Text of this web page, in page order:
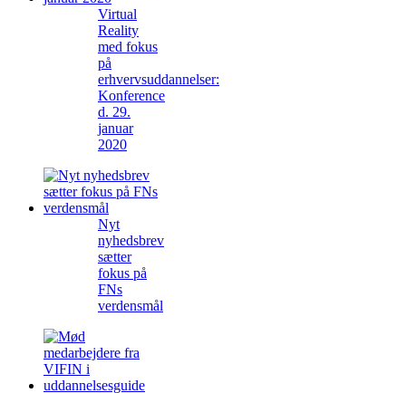
Virtual
Reality
med fokus
på
erhvervsuddannelser:
Konference
d. 29.
januar
2020
Nyt
nyhedsbrev
sætter
fokus på
FNs
verdensmål